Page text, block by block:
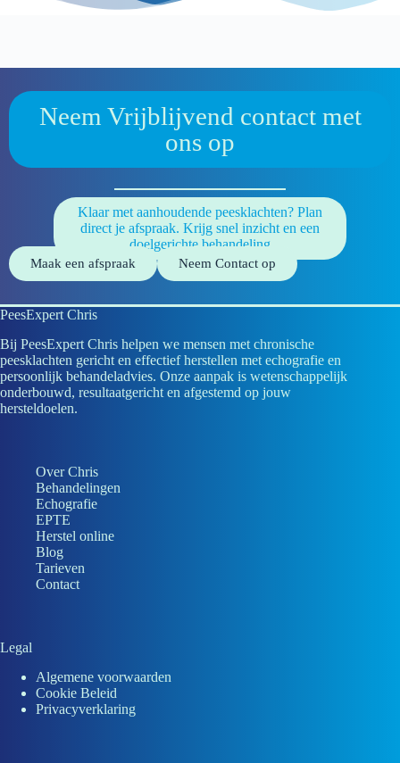
Neem Vrijblijvend contact met
ons op
Klaar met aanhoudende peesklachten? Plan
direct je afspraak. Krijg snel inzicht en een
doelgerichte behandeling
Maak een afspraak Neem Contact op
PeesExpert Chris
Bij PeesExpert Chris helpen we mensen met chronische
peesklachten gericht en effectief herstellen met echografie en
persoonlijk behandeladvies. Onze aanpak is wetenschappelijk
onderbouwd, resultaatgericht en afgestemd op jouw
hersteldoelen.
Over Chris
Behandelingen
Echografie
EPTE
Herstel online
Blog
Tarieven
Contact
Legal
Algemene voorwaarden
Cookie Beleid
Privacyverklaring